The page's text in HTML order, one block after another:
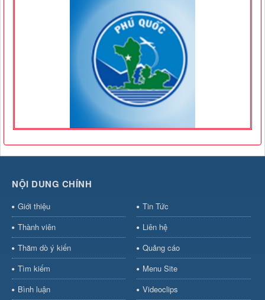
NỘI DUNG CHÍNH
Giới thiệu
Tin Tức
Thành viên
Liên hệ
Thăm dò ý kiến
Quảng cáo
Tìm kiếm
Menu Site
Bình luận
Videoclips